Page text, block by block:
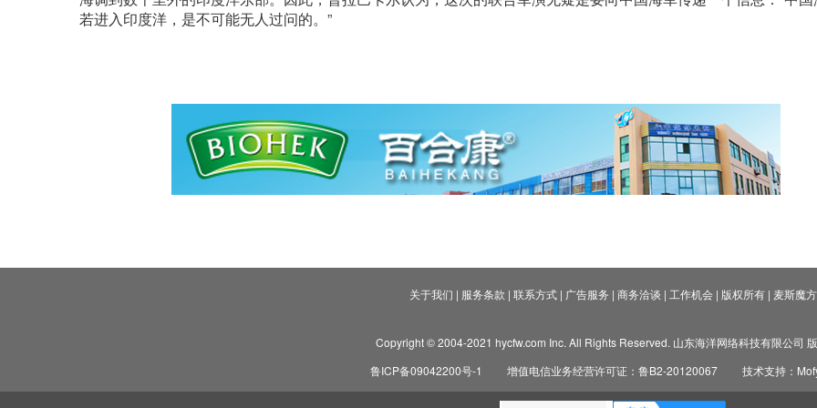
若进入印度洋，是不可能无人过问的。”
关于我们 | 服务条款 | 联系方式| 广告服务 | 商务洽谈 | 工作机会| 版权所有| 麦斯魔方
Copyright © 2004-2021 hycfw.com Inc. All Rights Reserved. 山东海洋网络科技有限公司
鲁ICP备09042200号-1
增值电信业务经营许可证：鲁B2-20120067 技术支持：